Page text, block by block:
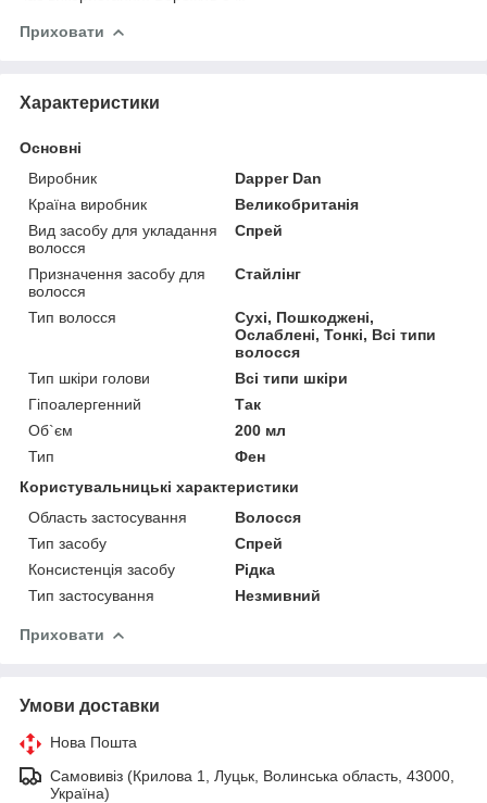
Приховати
Характеристики
Основні
Виробник
Dapper Dan
Країна виробник
Великобританія
Вид засобу для укладання
волосся
Спрей
Призначення засобу для
волосся
Стайлінг
Тип волосся
Сухі, Пошкоджені,
Ослаблені, Тонкі, Всі типи
волосся
Тип шкіри голови
Всі типи шкіри
Гіпоалергенний
Так
Об`єм
200 мл
Тип
Фен
Користувальницькі характеристики
Область застосування
Волосся
Тип засобу
Спрей
Консистенція засобу
Рідка
Тип застосування
Незмивний
Приховати
Умови доставки
Нова Пошта
Самовивіз (Крилова 1, Луцьк, Волинська область, 43000,
Україна)